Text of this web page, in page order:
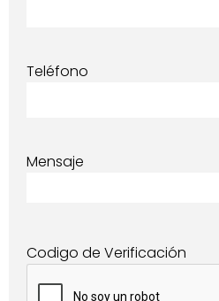
Teléfono
Mensaje
Codigo de Verificación